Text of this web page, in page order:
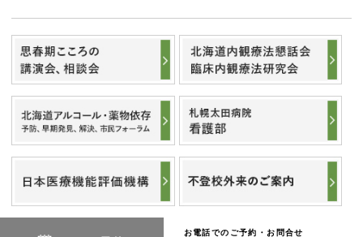
お電話でのご予約・お問合せ